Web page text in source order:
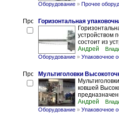
Оборудование » Прочее
Горизонтальная
устройством
состоит из
Андрей
Оборудование » Упаковочное
Мультиголовки
ковшей
Андрей
Оборудование » Упаковочное